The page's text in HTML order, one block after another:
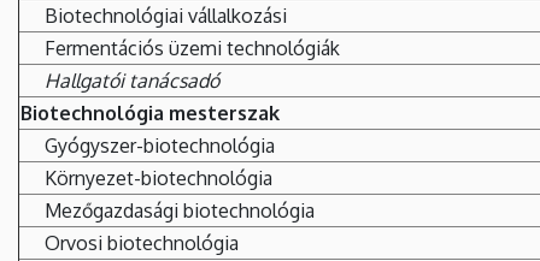
Biotechnológiai vállalkozási
Fermentációs üzemi technológiák
Hallgatói tanácsadó
Biotechnológia mesterszak
Gyógyszer-biotechnológia
Környezet-biotechnológia
Mezőgazdasági biotechnológia
Orvosi biotechnológia